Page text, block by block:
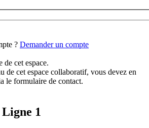
? Demander un compte
de cet espace.
de cet espace collaboratif, vous devez en
le formulaire de contact.
1